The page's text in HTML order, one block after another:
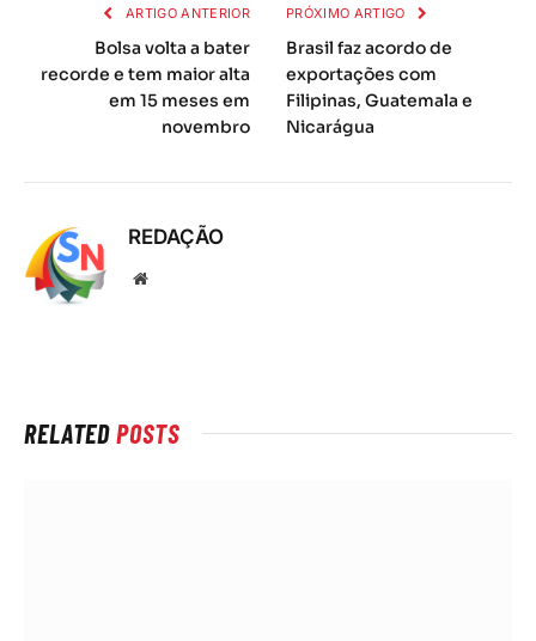
ARTIGO ANTERIOR
Bolsa volta a bater
recorde e tem maior alta
em 15 meses em
novembro
PRÓXIMO ARTIGO
Brasil faz acordo de
exportações com
Filipinas, Guatemala e
Nicarágua
REDAÇÃO
Local
RELATEDPOSTS